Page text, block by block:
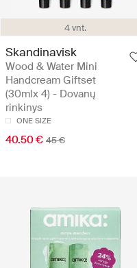
4 vnt.
Skandinavisk
Wood & Water Mini
Handcream Giftset
(30mlx 4) - Dovanų
rinkinys
ONE SIZE
40.50 € 45 €